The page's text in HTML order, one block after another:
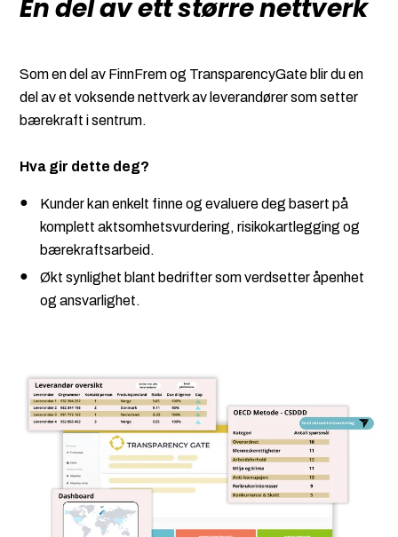
En del av ett større nettverk
Som en del av FinnFrem og TransparencyGate blir du en
del av et voksende nettverk av leverandører som setter
bærekraft i sentrum.
Hva gir dette deg?
Kunder kan enkelt finne og evaluere deg basert på
komplett aktsomhetsvurdering, risikokartlegging og
bærekraftsarbeid.
Økt synlighet blant bedrifter som verdsetter åpenhet
og ansvarlighet.